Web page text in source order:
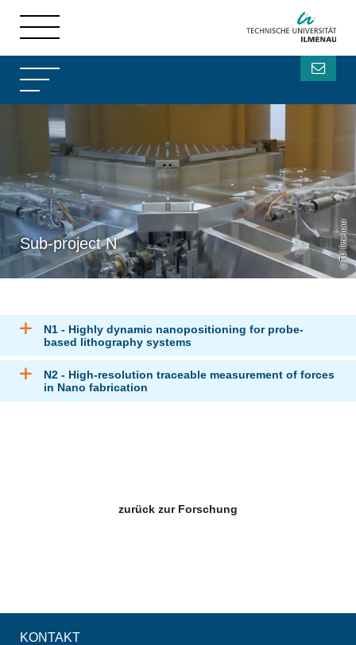
Sub-project N TU Ilmenau
N1 - Highly dynamic nanopositioning for probe-
based lithography systems
N2 - High-resolution traceable measurement of forces
in Nano fabrication
zurück zur Forschung
KONTAKT